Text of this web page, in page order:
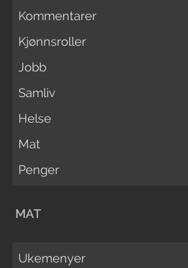
Kommentarer
Kjønnsroller
Jobb
Samliv
Helse
Mat
Penger
MAT
Ukemenyer